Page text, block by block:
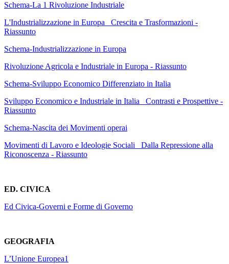
Schema-La 1 Rivoluzione Industriale
L'Industrializzazione in Europa_ Crescita e Trasformazioni -
Riassunto
Schema-Industrializzazione in Europa
Rivoluzione Agricola e Industriale in Europa - Riassunto
Schema-Sviluppo Economico Differenziato in Italia
Sviluppo Economico e Industriale in Italia_ Contrasti e Prospettive -
Riassunto
Schema-Nascita dei Movimenti operai
Movimenti di Lavoro e Ideologie Sociali_ Dalla Repressione alla
Riconoscenza - Riassunto
ED. CIVICA
Ed Civica-Governi e Forme di Governo
GEOGRAFIA
L’Unione Europea1